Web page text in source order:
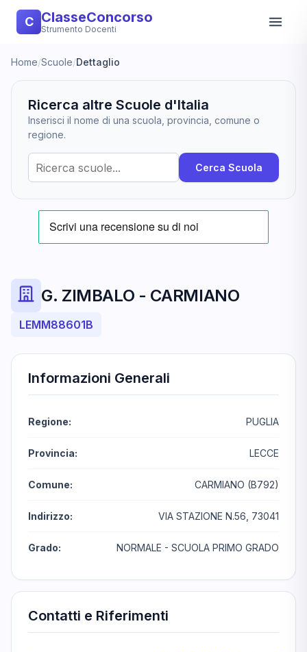
C ClasseConcorso
Strumento Docenti
Home/Scuole/Dettaglio
Ricerca altre Scuole d'Italia
Inserisci il nome di una scuola, provincia, comune o
regione.
Cerca Scuola
G. ZIMBALO - CARMIANO
LEMM88601B
Informazioni Generali
Regione: PUGLIA
Provincia: LECCE
Comune: CARMIANO (B792)
Indirizzo: VIA STAZIONE N.56, 73041
Grado: NORMALE - SCUOLA PRIMO GRADO
Contatti e Riferimenti